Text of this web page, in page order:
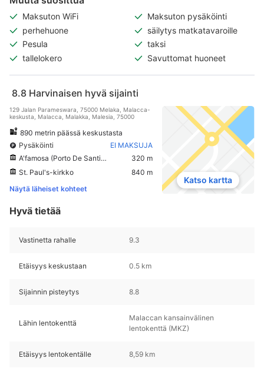
Maksuton WiFi
Maksuton pysäköinti
perhehuone
säilytys matkatavaroille
Pesula
taksi
tallelokero
Savuttomat huoneet
8.8 Harvinaisen hyvä sijainti
129 Jalan Parameswara, 75000 Melaka, Malacca-
keskusta, Malacca, Malakka, Malesia, 75000
890 metrin päässä keskustasta
Pysäköinti
EI MAKSUJA
A'famosa (Porto De Santiago)
320 m
St. Paul's-kirkko
840 m
Näytä läheiset kohteet
Katso kartta
Hyvä tietää
Vastinetta rahalle 9.3
Etäisyys keskustaan 0.5 km
Sijainnin pisteytys 8.8
Lähin lentokenttä
Malaccan kansainvälinen
lentokenttä (MKZ)
Etäisyys lentokentälle 8,59 km